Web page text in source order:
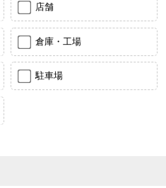
店舗
倉庫・工場
駐車場